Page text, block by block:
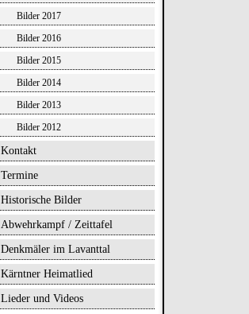
Bilder 2017
Bilder 2016
Bilder 2015
Bilder 2014
Bilder 2013
Bilder 2012
Kontakt
Termine
Historische Bilder
Abwehrkampf / Zeittafel
Denkmäler im Lavanttal
Kärntner Heimatlied
Lieder und Videos